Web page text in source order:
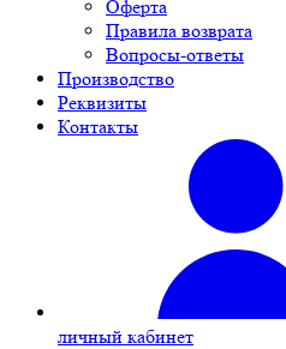
Оферта
Правила возврата
Вопросы-ответы
Производство
Реквизиты
Контакты
личный кабинет